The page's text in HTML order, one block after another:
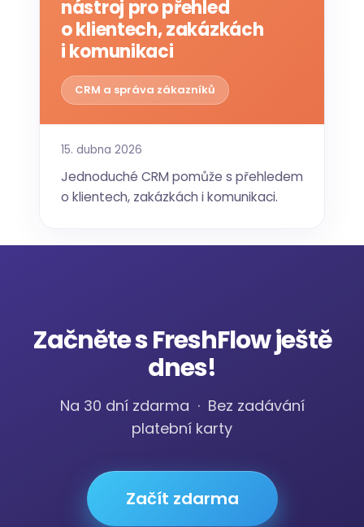
nástroj pro přehled
o klientech, zakázkách
i komunikaci
CRM a správa zákazníků
15. dubna 2026
Jednoduché CRM pomůže s přehledem
o klientech, zakázkách i komunikaci.
Začněte s FreshFlow ještě
dnes!
Na 30 dní zdarma · Bez zadávání
platební karty
Začít zdarma